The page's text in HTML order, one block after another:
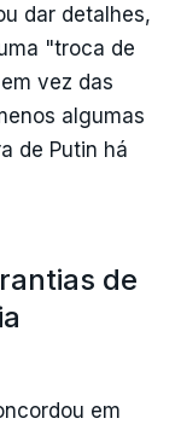
dar detalhes,
"troca de
vez das
algumas
de Putin há
de
em